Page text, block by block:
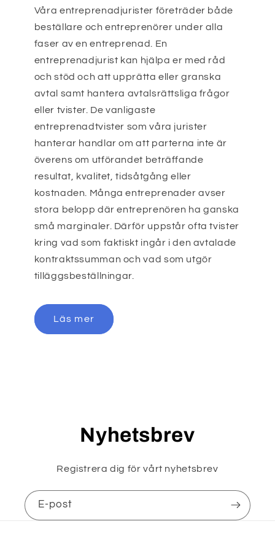
Våra entreprenadjurister företräder både
beställare och entreprenörer under alla
faser av en entreprenad. En
entreprenadjurist kan hjälpa er med råd
och stöd och att upprätta eller granska
avtal samt hantera avtalsrättsliga frågor
eller tvister. De vanligaste
entreprenadtvister som våra jurister
hanterar handlar om att parterna inte är
överens om utförandet beträffande
resultat, kvalitet, tidsåtgång eller
kostnaden. Många entreprenader avser
stora belopp där entreprenören ha ganska
små marginaler. Därför uppstår ofta tvister
kring vad som faktiskt ingår i den avtalade
kontraktssumman och vad som utgör
tilläggsbeställningar.
Läs mer
Nyhetsbrev
Registrera dig för vårt nyhetsbrev
E-post